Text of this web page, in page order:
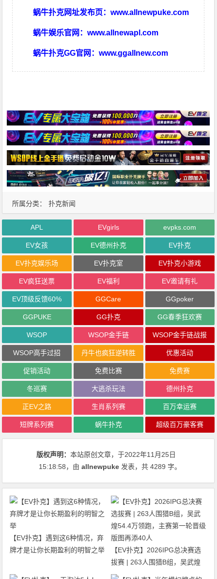
蜗牛扑克网址发布页：www.allnewpuke.com
蜗牛娱乐官网：www.allnewapl.com
蜗牛扑克GG官网：www.ggallnew.com
所属分类： 扑克新闻
APL EVgirls evpks.com
EV女孩 EV德州扑克 EV扑克
EV扑克娱乐场 EV扑克室 EV扑克小游戏
EV疯狂送票 EV福利 EV邀请有礼
EV顶级反馈60% GGCare GGpoker
GGPUKE GG扑克 GG春季狂欢赛
WSOP WSOP金手链 WSOP金手链战报
WSOP高手过招 丹牛也疯狂逆转胜 优惠活动
促销活动 免费比赛 免费赛
冬巡赛 大逃杀玩法 德州扑克
正EV之路 生肖系列赛 百万幸运赛
短牌系列赛 蜗牛扑克 超级百万豪客赛
版权声明：本站原创文章，于2022年11月25日
15:18:58，由allnewpuke 发表，共 4289 字。
【EV扑克】遇到这6种情况，弃
牌才是让你长期盈利的明智之举
【EV扑克】2026IPG总决赛选
拔赛 | 263人围猎B组，吴武煌
54.4万领跑，主赛第一轮晋级版